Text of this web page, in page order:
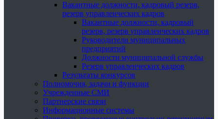
Вакантные должности, кадровый резерв,
резерв управленческих кадров
Вакантные должности, кадровый
резерв, резерв управленческих кадров
Руководители муниципальных
предприятий
Должности муниципальной службы
Резерв управленческих кадров
Результаты конкурсов
Полномочия, задачи и функции
Учрежденные СМИ
Партнерские связи
Информационные системы